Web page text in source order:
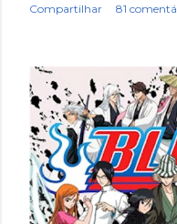
Compartilhar 81